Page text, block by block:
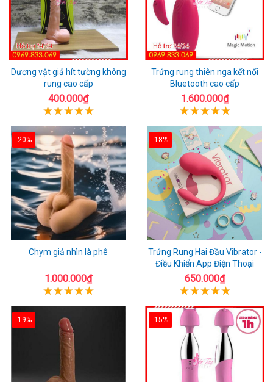
Dương vật giả hít tường không
rung cao cấp
400.000₫
Trứng rung thiên nga kết nối
Bluetooth cao cấp
1.600.000₫
-20%
Chym giả nhìn là phê
1.000.000₫
-18%
Trứng Rung Hai Đầu Vibrator -
Điều Khiển App Điện Thoại
650.000₫
-19% -15%